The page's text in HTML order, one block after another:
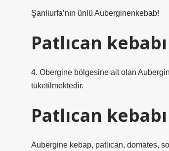
Şanliurfa’nın ünlü Auberginenkebab!
Patlıcan
4. Obergine bölgesine ait olan
tüketilmektedir.
Patlıcan
Aubergine kebap, patlıcan, domates,